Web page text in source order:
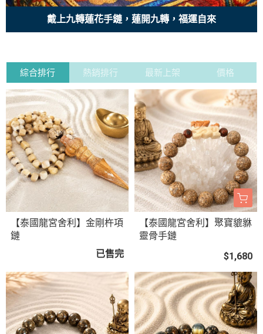
戴上九轉蓮花手鏈，蓮開九轉，福運自來
綜合排行 熱銷排行 最新上架 價格
【泰國龍宮舍利】金剛杵項
鏈
已售完
【泰國龍宮舍利】聚寶貔貅
靈骨手鏈
$1,680